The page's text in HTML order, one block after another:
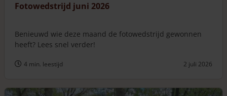
Fotowedstrijd juni 2026
Benieuwd wie deze maand de fotowedstrijd gewonnen
heeft? Lees snel verder!
4 min. leestijd 2 juli 2026